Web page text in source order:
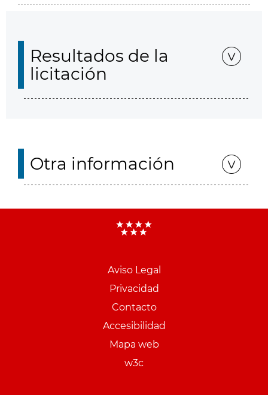
Resultados de la
licitación
Otra información
Aviso Legal
Privacidad
Contacto
Accesibilidad
Mapa web
w3c